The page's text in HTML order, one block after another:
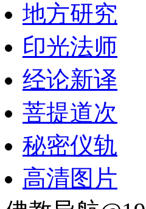
地方研究
印光法师
经论新译
菩提道次
秘密仪轨
高清图片